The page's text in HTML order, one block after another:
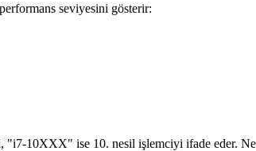
seviyesini gösterir:
10XXX" ise 10. nesil işlemciyi ifade eder.